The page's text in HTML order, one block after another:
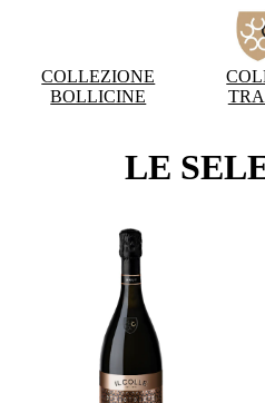
COLLEZIONE
BOLLICINE
LE